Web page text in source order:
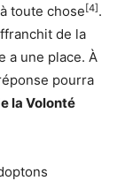
toute chose[4].
de la
a une place. À
pourra
la Volonté